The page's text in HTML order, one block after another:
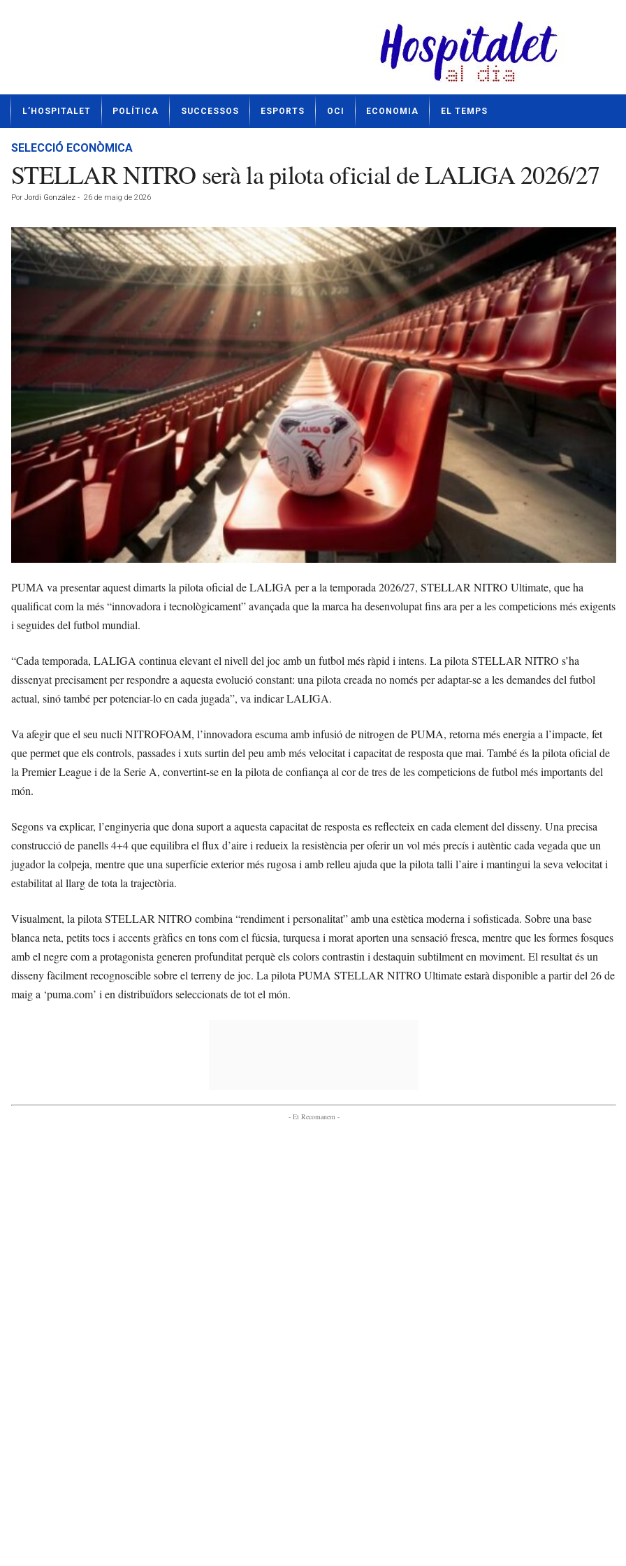
t
L’HOSPITALET POLÍTICA SUCCESSOS ESPORTS OCI ECONOMIA EL TEMPS
SELECCIÓ ECONÒMICA
STELLAR NITRO serà la pilota oficial de LALIGA 2026/27
Por Jordi González - 26 de maig de 2026
PUMA va presentar aquest dimarts la pilota oficial de LALIGA per a la temporada 2026/27, STELLAR NITRO Ultimate, que ha
qualificat com la més “innovadora i tecnològicament” avançada que la marca ha desenvolupat fins ara per a les competicions més exigents
i seguides del futbol mundial.
“Cada temporada, LALIGA continua elevant el nivell del joc amb un futbol més ràpid i intens. La pilota STELLAR NITRO s’ha
dissenyat precisament per respondre a aquesta evolució constant: una pilota creada no només per adaptar-se a les demandes del futbol
actual, sinó també per potenciar-lo en cada jugada”, va indicar LALIGA.
Va afegir que el seu nucli NITROFOAM, l’innovadora escuma amb infusió de nitrogen de PUMA, retorna més energia a l’impacte, fet
que permet que els controls, passades i xuts surtin del peu amb més velocitat i capacitat de resposta que mai. També és la pilota oficial de
la Premier League i de la Serie A, convertint-se en la pilota de confiança al cor de tres de les competicions de futbol més importants del
món.
Segons va explicar, l’enginyeria que dona suport a aquesta capacitat de resposta es reflecteix en cada element del disseny. Una precisa
construcció de panells 4+4 que equilibra el flux d’aire i redueix la resistència per oferir un vol més precís i autèntic cada vegada que un
jugador la colpeja, mentre que una superfície exterior més rugosa i amb relleu ajuda que la pilota talli l’aire i mantingui la seva velocitat i
estabilitat al llarg de tota la trajectòria.
Visualment, la pilota STELLAR NITRO combina “rendiment i personalitat” amb una estètica moderna i sofisticada. Sobre una base
blanca neta, petits tocs i accents gràfics en tons com el fúcsia, turquesa i morat aporten una sensació fresca, mentre que les formes fosques
amb el negre com a protagonista generen profunditat perquè els colors contrastin i destaquin subtilment en moviment. El resultat és un
disseny fàcilment recognoscible sobre el terreny de joc. La pilota PUMA STELLAR NITRO Ultimate estarà disponible a partir del 26 de
maig a ‘puma.com’ i en distribuïdors seleccionats de tot el món.
- Et Recomanem -